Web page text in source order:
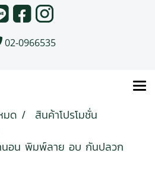
02-0966535
มด
สินค้าโปรโมชั่น
นอน พิมพ์ลาย อบ กันปลวก